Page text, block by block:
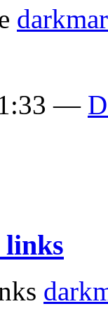
—
links